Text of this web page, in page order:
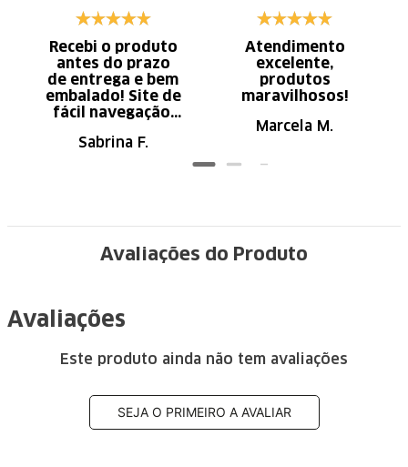
Recebi o produto
antes do prazo
de entrega e bem
embalado! Site de
fácil navegação.
Sabrina F.
Atendimento
excelente,
produtos
maravilhosos!
Marcela M.
Avaliações do Produto
Avaliações
Este produto ainda não tem avaliações
SEJA O PRIMEIRO A AVALIAR